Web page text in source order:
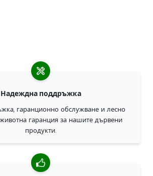
Надеждна поддръжка
гаранционно обслужване и лесно
гаранция за нашите дървени
продукти.